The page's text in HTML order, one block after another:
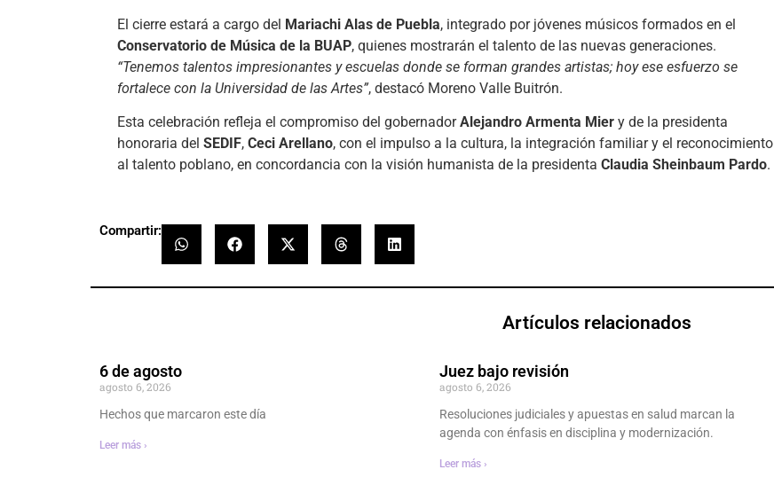
El cierre estará a cargo del Mariachi Alas de Puebla, integrado por jóvenes músicos formados en el
Conservatorio de Música de la BUAP, quienes mostrarán el talento de las nuevas generaciones.
“Tenemos talentos impresionantes y escuelas donde se forman grandes artistas; hoy ese esfuerzo se
fortalece con la Universidad de las Artes”, destacó Moreno Valle Buitrón.
Esta celebración refleja el compromiso del gobernadorAlejandro Armenta Mier y de la presidenta
honoraria del SEDIF, Ceci Arellano, con el impulso a la cultura, la integración familiar y el reconocimiento
al talento poblano, en concordancia con la visión humanista de la presidenta Claudia Sheinbaum Pardo.
Compartir:
Artículos relacionados
6 de agosto
agosto 6, 2026
Hechos que marcaron este día
Leer más ›
Juez bajo revisión
agosto 6, 2026
Resoluciones judiciales y apuestas en salud marcan la
agenda con énfasis en disciplina y modernización.
Leer más ›